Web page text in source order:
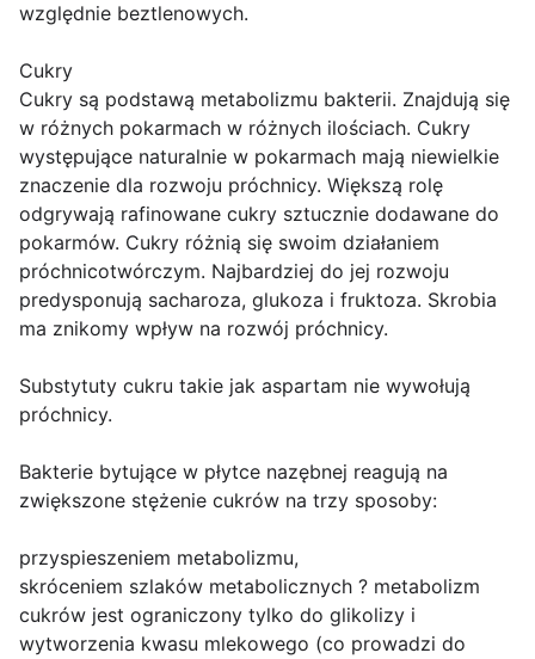
względnie beztlenowych.
Cukry
Cukry są podstawą metabolizmu bakterii. Znajdują się
w różnych pokarmach w różnych ilościach. Cukry
występujące naturalnie w pokarmach mają niewielkie
znaczenie dla rozwoju próchnicy. Większą rolę
odgrywają rafinowane cukry sztucznie dodawane do
pokarmów. Cukry różnią się swoim działaniem
próchnicotwórczym. Najbardziej do jej rozwoju
predysponują sacharoza, glukoza i fruktoza. Skrobia
ma znikomy wpływ na rozwój próchnicy.
Substytuty cukru takie jak aspartam nie wywołują
próchnicy.
Bakterie bytujące w płytce nazębnej reagują na
zwiększone stężenie cukrów na trzy sposoby:
przyspieszeniem metabolizmu,
skróceniem szlaków metabolicznych ? metabolizm
cukrów jest ograniczony tylko do glikolizy i
wytworzenia kwasu mlekowego (co prowadzi do